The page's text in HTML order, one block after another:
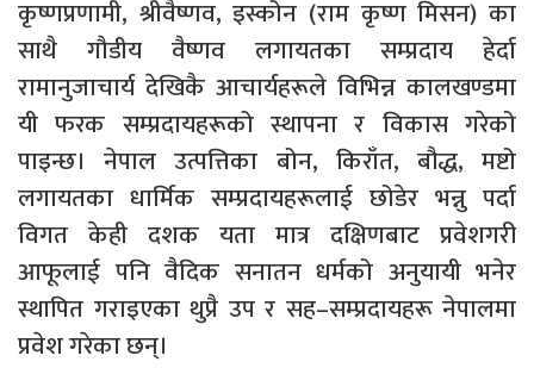
कृष्णप्रणामी, श्रीवैष्णव, इस्कोन (राम कृष्ण मिसन) का
साथै गौडीय वैष्णव लगायतका सम्प्रदाय हेर्दा
रामानुजाचार्य देखिकै आचार्यहरूले विभिन्न कालखण्डमा
यी फरक सम्प्रदायहरूको स्थापना र विकास गरेको
पाइन्छ। नेपाल उत्पत्तिका बोन, किराँत, बौद्ध, मष्टो
लगायतका धार्मिक सम्प्रदायहरूलाई छोडेर भन्नु पर्दा
विगत केही दशक यता मात्र दक्षिणबाट प्रवेशगरी
आफूलाई पनि वैदिक सनातन धर्मको अनुयायी भनेर
स्थापित गराइएका थुप्रै उप र सह–सम्प्रदायहरू नेपालमा
प्रवेश गरेका छन्।